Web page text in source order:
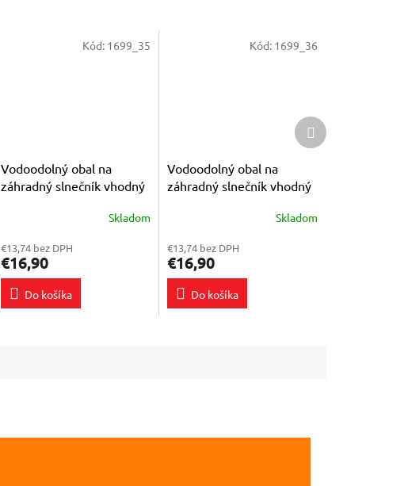
Vodoodolný obal na
záhradný slnečník vhodný
produktu
je
5,0
5
Skladom
€13,74 bez DPH
€16,90
Do košíka
Kód: 1699_35
Vodoodolný obal na
záhradný slnečník vhodný
produktu
je
5,0
5
Skladom
€13,74 bez DPH
€16,90
Do košíka
Kód: 1699_36
Ďalší
produkt